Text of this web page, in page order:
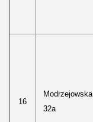
16
Modrzejowska
32a